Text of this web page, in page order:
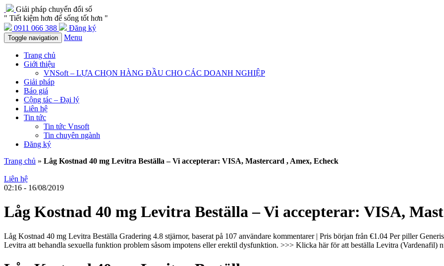
Giải pháp chuyển đổi số
" Tiết kiệm hơn để sống tốt hơn "
0911 066 388
Đăng ký
Toggle navigation Menu
Trang chủ
Giới thiệu
VNSoft – LỰA CHỌN HÀNG ĐẦU CHO CÁC DOANH NGHIỆP
Giải pháp
Báo giá
Cộng tác – Đại lý
Liên hệ
Tin tức
Tin tức Vnsoft
Tin chuyên ngành
Đăng ký
Trang chủ » Låg Kostnad 40 mg Levitra Beställa – Vi accepterar: VISA, Mastercard , Amex, Echeck
Liên hệ
02:16 - 16/08/2019
Låg Kostnad 40 mg Levitra Beställa – Vi accepterar: VISA,
Låg Kostnad 40 mg Levitra Beställa Gradering 4.8 stjärnor, baserat på 107 användare kommentarer | Pris början från €1.04 Per piller
Levitra att behandla sexuella funktion problem såsom impotens eller erektil dysfunktion. >>> Klicka här för att beställa Levitra (Vardenafil)